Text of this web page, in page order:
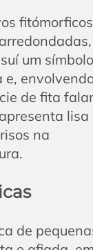
um símbolo
e,
de fita
lisa
na
de